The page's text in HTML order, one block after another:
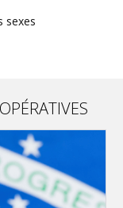
sexes